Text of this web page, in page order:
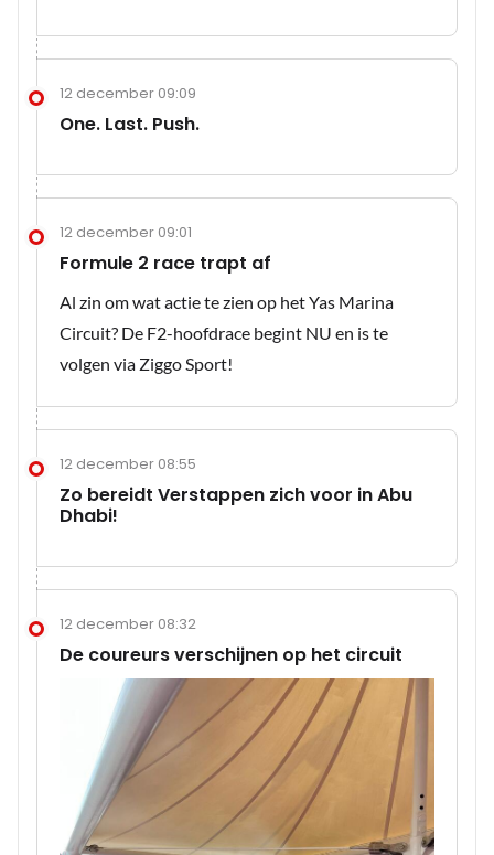
12 december 09:09
One. Last. Push.
12 december 09:01
Formule 2 race trapt af
Al zin om wat actie te zien op het Yas Marina
Circuit? De F2-hoofdrace begint NU en is te
volgen via Ziggo Sport!
12 december 08:55
Zo bereidt Verstappen zich voor in Abu
Dhabi!
12 december 08:32
De coureurs verschijnen op het circuit